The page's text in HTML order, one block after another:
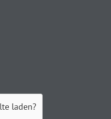
laden?